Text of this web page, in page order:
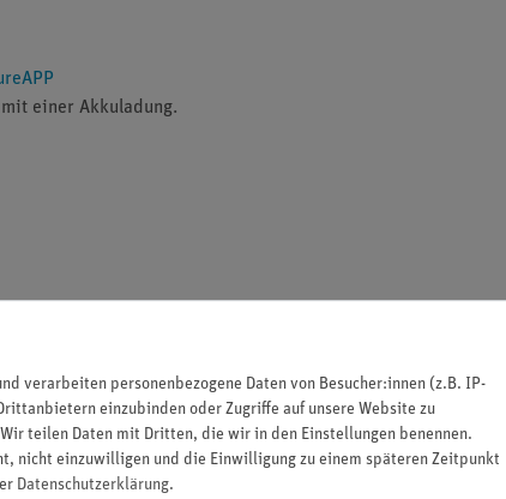
einer Akkuladung.
verarbeiten personenbezogene Daten von Besucher:innen (z.B. IP-
einzubinden oder Zugriffe auf unsere Website zu
teilen Daten mit Dritten, die wir in den Einstellungen benennen.
nicht einzuwilligen und die Einwilligung zu einem späteren Zeitpunkt
Daten­schutz­erklärung.